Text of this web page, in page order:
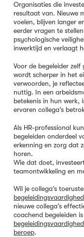
Organisaties die
resultaat van. Nieuwe
voelen, blijven langer
eerder vragen te
psychologische
inwerktijd en verlaagt
Voor de begeleider
wordt scherper in het
verwoorden, je
nuttig. In een
betekenis in hun werk,
ervaren collega’s
Als HR-professional
begeleiden onderdeel
erkenning en zorg dat
horen.
Wie dat doet,
teamontwikkeling en
Wil je collega’s
nieuwe collega’s
coachend begeleiden
beroep.